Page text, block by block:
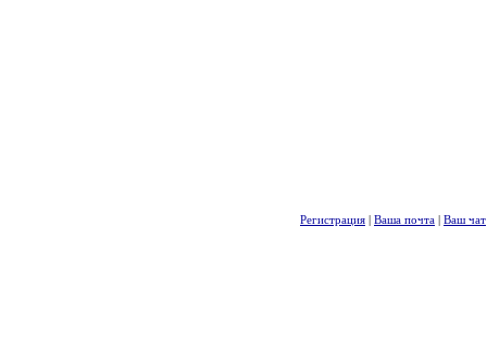
Регистрация | Ваша почта | Ваш чат